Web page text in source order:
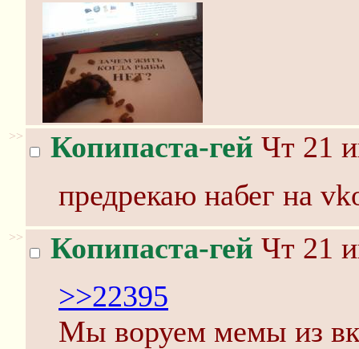
>> Копипаста-гей Чт 21
предрекаю набег на
>> Копипаста-гей Чт 21
>>22395
Мы воруем мемы из